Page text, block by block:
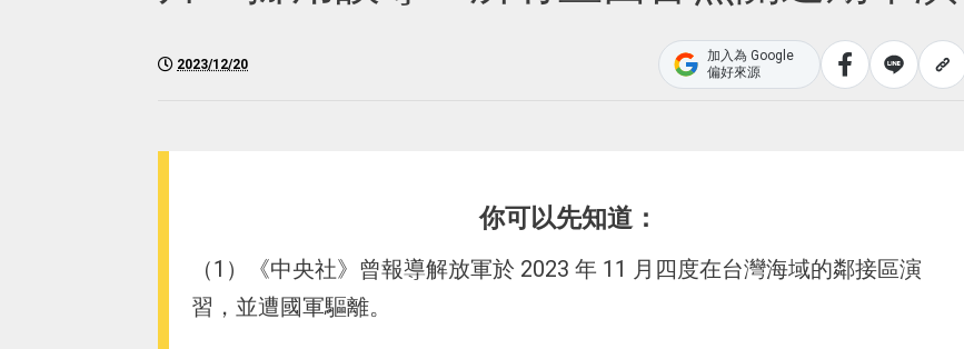
2023/12/20
加入為 Google
偏好來源
你可以先知道：
（1）《中央社》曾報導解放軍於 2023 年 11 月四度在台灣海域的鄰接區演
習，並遭國軍驅離。